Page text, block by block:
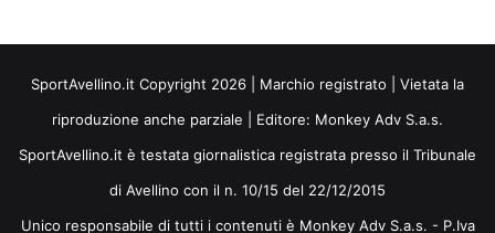
SportAvellino.it Copyright 2026 | Marchio registrato | Vietata la
riproduzione anche parziale | Editore: Monkey Adv S.a.s.
SportAvellino.it è testata giornalistica registrata presso il Tribunale
di Avellino con il n. 10/15 del 22/12/2015
Unico responsabile di tutti i contenuti è Monkey Adv S.a.s. - P.Iva